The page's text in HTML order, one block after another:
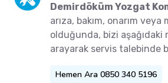
Demirdöküm Yozgat
arıza, bakım, onarım
olduğunda, bizi aşağıdaki
arayarak servis talebinde
Hemen Ara 0850 340 5196